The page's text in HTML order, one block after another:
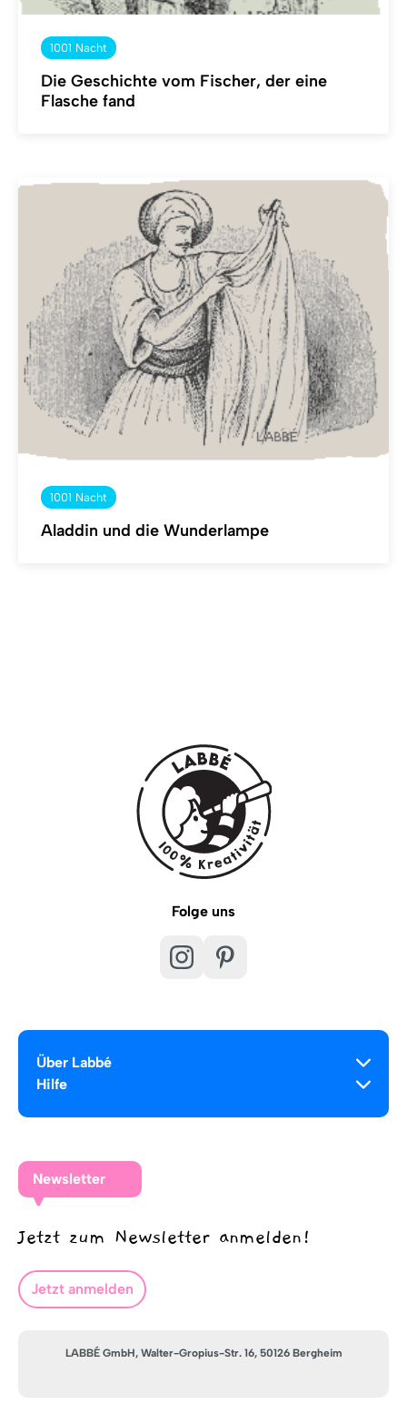
1001 Nacht
Die Geschichte vom Fischer, der eine
Flasche fand
1001 Nacht
Aladdin und die Wunderlampe
Folge uns
Über Labbé
Hilfe
Newsletter
Jetzt zum Newsletter anmelden!
Jetzt anmelden
LABBÉ GmbH, Walter-Gropius-Str. 16, 50126 Bergheim